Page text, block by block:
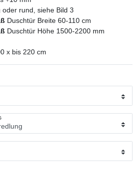
rund, siehe Bild 3
Duschtür Breite 60-110 cm
Duschtür Höhe 1500-2200 mm
x bis 220 cm